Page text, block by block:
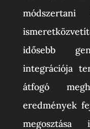
módszertani
idősebb
integrációja
átfogó
eredmények